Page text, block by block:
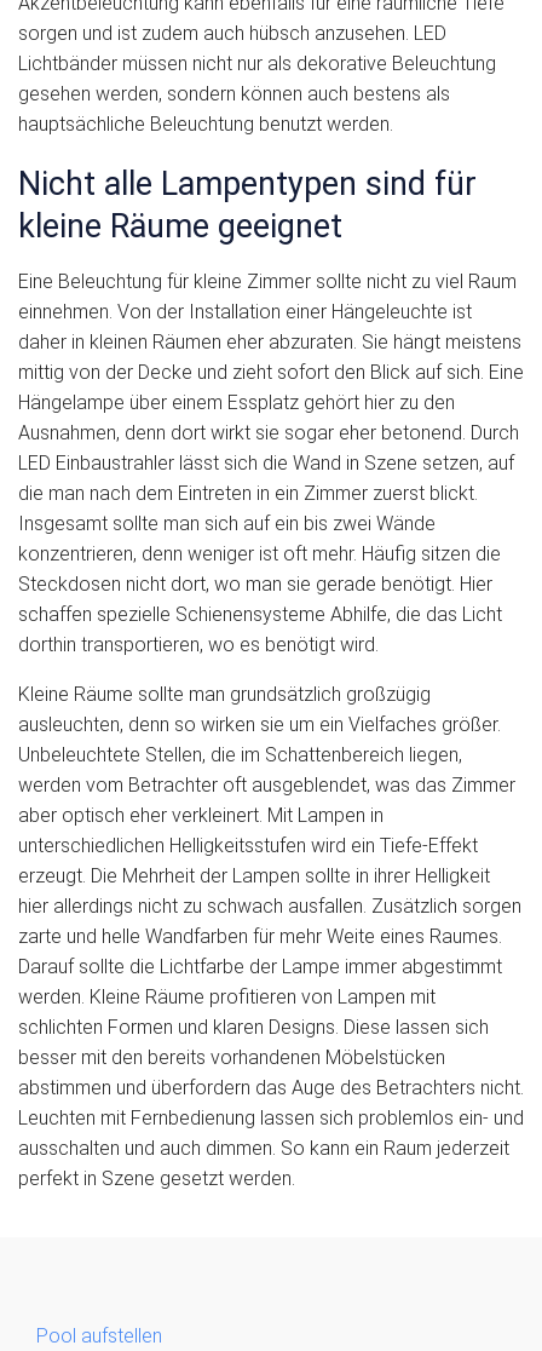
sorgen und ist zudem auch hübsch anzusehen. LED
Lichtbänder müssen nicht nur als dekorative Beleuchtung
gesehen werden, sondern können auch bestens als
hauptsächliche Beleuchtung benutzt werden.
Nicht alle Lampentypen sind für
kleine Räume geeignet
Eine Beleuchtung für kleine Zimmer sollte nicht zu viel Raum
einnehmen. Von der Installation einer Hängeleuchte ist
daher in kleinen Räumen eher abzuraten. Sie hängt meistens
mittig von der Decke und zieht sofort den Blick auf sich. Eine
Hängelampe über einem Essplatz gehört hier zu den
Ausnahmen, denn dort wirkt sie sogar eher betonend. Durch
LED Einbaustrahler lässt sich die Wand in Szene setzen, auf
die man nach dem Eintreten in ein Zimmer zuerst blickt.
Insgesamt sollte man sich auf ein bis zwei Wände
konzentrieren, denn weniger ist oft mehr. Häufig sitzen die
Steckdosen nicht dort, wo man sie gerade benötigt. Hier
schaffen spezielle Schienensysteme Abhilfe, die das Licht
dorthin transportieren, wo es benötigt wird.
Kleine Räume sollte man grundsätzlich großzügig
ausleuchten, denn so wirken sie um ein Vielfaches größer.
Unbeleuchtete Stellen, die im Schattenbereich liegen,
werden vom Betrachter oft ausgeblendet, was das Zimmer
aber optisch eher verkleinert. Mit Lampen in
unterschiedlichen Helligkeitsstufen wird ein Tiefe-Effekt
erzeugt. Die Mehrheit der Lampen sollte in ihrer Helligkeit
hier allerdings nicht zu schwach ausfallen. Zusätzlich sorgen
zarte und helle Wandfarben für mehr Weite eines Raumes.
Darauf sollte die Lichtfarbe der Lampe immer abgestimmt
werden. Kleine Räume profitieren von Lampen mit
schlichten Formen und klaren Designs. Diese lassen sich
besser mit den bereits vorhandenen Möbelstücken
abstimmen und überfordern das Auge des Betrachters nicht.
Leuchten mit Fernbedienung lassen sich problemlos ein- und
ausschalten und auch dimmen. So kann ein Raum jederzeit
perfekt in Szene gesetzt werden.
Pool aufstellen